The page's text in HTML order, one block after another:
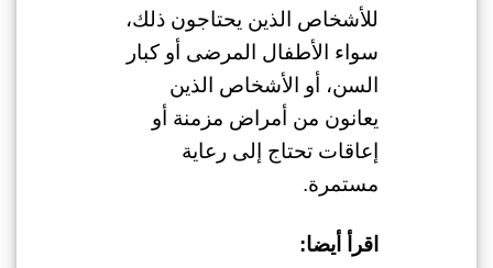
للأشخاص الذين يحتاجون ذلك،
سواء الأطفال المرضى أو كبار
السن، أو الأشخاص الذين
يعانون من أمراض مزمنة أو
إعاقات تحتاج إلى رعاية
مستمرة.
اقرأ أيضا: